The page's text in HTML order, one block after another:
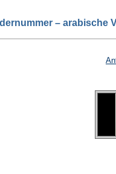
– arabische